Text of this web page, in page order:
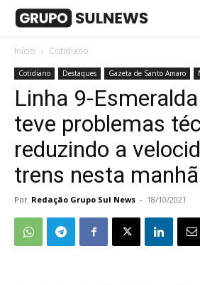
Início Cotidiano
Cotidiano Destaques Gazeta de Santo Amaro
Linha 9-
teve problemas
reduzindo a
trens nesta
Por Redação Grupo Sul News - 18/10/2021